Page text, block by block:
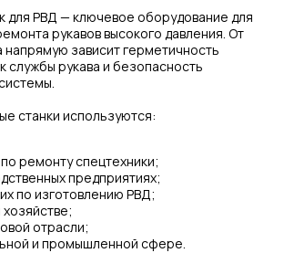
для РВД — ключевое оборудование для
рукавов высокого давления. От
зависит герметичность
службы рукава и безопасность
станки используются:
ремонту спецтехники;
предприятиях;
по изготовлению РВД;
отрасли;
и промышленной сфере.